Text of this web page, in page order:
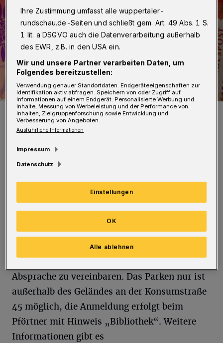
Symbolbild.
Foto: moritz320
ersten Öffnungstermine sind samstags am 24.
Juli, 28. August und 25. September 2021 von 15
bis 17 Uhr sowie donnerstags am 5. August
und 9. September von 10 bis 12 Uhr. Außerdem
besteht die Möglichkeit, Termine nach
Absprache zu vereinbaren. Das Parken nur ist
außerhalb des Geländes an der Konsumstraße
45 möglich, die Anmeldung erfolgt beim
Pförtner mit Hinweis „Bibliothek“. Weitere
Informationen gibt es
Ihre Zustimmung umfasst alle wuppertaler-
rundschau.de-Seiten und schließt gem. Art. 49 Abs. 1 S.
1 lit. a DSGVO auch die Datenverarbeitung außerhalb
des EWR, z.B. in den USA ein.
Wir und unsere Partner verarbeiten Daten, um
Folgendes bereitzustellen:
Verwendung genauer Standortdaten. Endgeräteeigenschaften zur
Identifikation aktiv abfragen. Speichern von oder Zugriff auf
Informationen auf einem Endgerät. Personalisierte Werbung und
Inhalte, Messung von Werbeleistung und der Performance von
Inhalten, Zielgruppenforschung sowie Entwicklung und
Verbesserung von Angeboten.
Ausführliche Informationen
Impressum
Datenschutz
Einstellungen
Alle ablehnen
OK